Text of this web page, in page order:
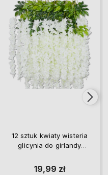
12 sztuk kwiaty wisteria
glicynia do girlandy
19,99 zł